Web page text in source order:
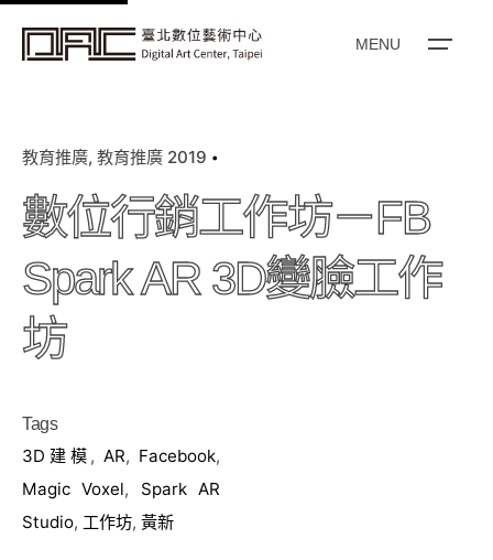
k
c
n
e
MENU
教育推廣 教育推廣 2019
數位行銷工作坊－FB
Spark AR 3D變臉工作
坊
Tags
3D建模 ,AR, Facebook,
Magic Voxel, Spark AR
Studio, 工作坊, 黃新